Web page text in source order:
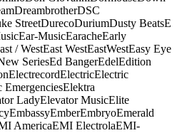
DreambrotherDSC
StreetDurecoDuriumDusty BeatsE
Ear-MusicEaracheEarly
/ WestEast WestEastWestEasy Eye
SeriesEd BangerEdelEdition
ElectrecordElectricElectric
EmergenciesElektra
LadyElevator MusicElite
EmbassyEmberEmbryoEmerald
AmericaEMI ElectrolaEMI-